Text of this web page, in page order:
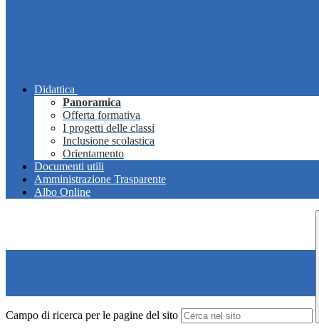
Didattica
Panoramica
Offerta formativa
I progetti delle classi
Inclusione scolastica
Orientamento
Documenti utili
Amministrazione Trasparente
Albo Online
Campo di ricerca per le pagine del sito